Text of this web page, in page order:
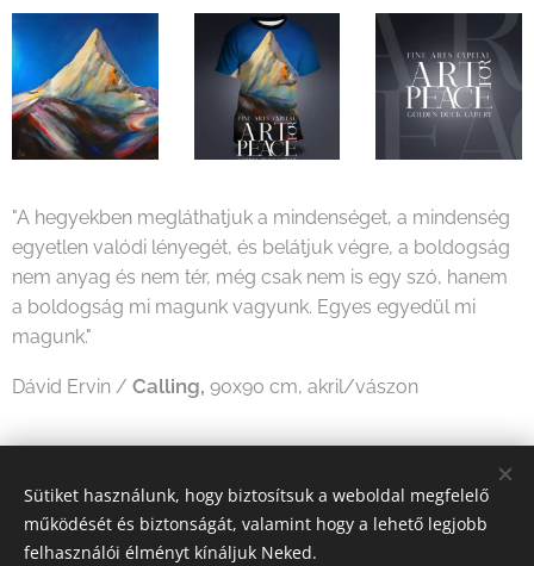
"A hegyekben megláthatjuk a mindenséget, a mindenség
egyetlen valódi lényegét, és belátjuk végre, a boldogság
nem anyag és nem tér, még csak nem is egy szó, hanem
a boldogság mi magunk vagyunk. Egyes egyedül mi
magunk."
Dávid Ervin / Calling, 90x90 cm, akril/vászon
Sütiket használunk, hogy biztosítsuk a weboldal megfelelő
működését és biztonságát, valamint hogy a lehető legjobb
felhasználói élményt kínáljuk Neked.